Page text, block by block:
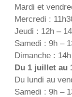
Mardi et
Mercredi :
Jeudi : 12h –
Samedi : 9h –
Dimanche :
Du 1 juillet au
Du lundi au
Samedi : 9h –